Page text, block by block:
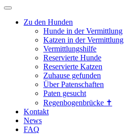
Zu den Hunden
Hunde in der Vermittlung
Katzen in der Vermittlung
Vermittlungshilfe
Reservierte Hunde
Reservierte Katzen
Zuhause gefunden
Über Patenschaften
Paten gesucht
Regenbogenbrücke ✝
Kontakt
News
FAQ